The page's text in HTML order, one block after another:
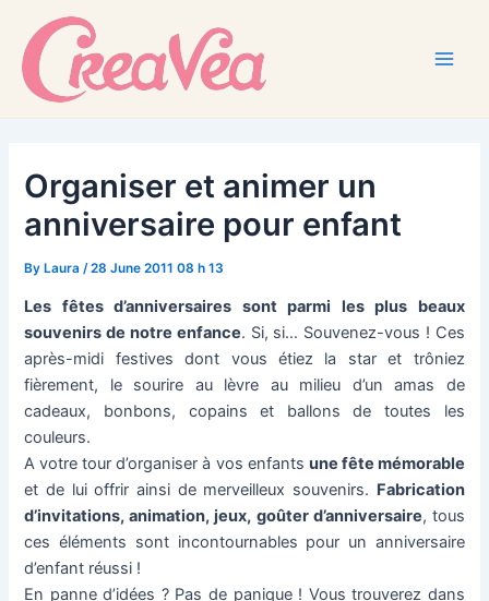
content
Organiser et animer un
anniversaire pour enfant
By Laura/28 June 2011 08 h 13
Les fêtes d’anniversaires sont parmi les plus beaux
souvenirs de notre enfance. Si, si… Souvenez-vous ! Ces
après-midi festives dont vous étiez la star et trôniez
fièrement, le sourire au lèvre au milieu d’un amas de
cadeaux, bonbons, copains et ballons de toutes les
couleurs.
A votre tour d’organiser à vos enfants une fête mémorable
et de lui offrir ainsi de merveilleux souvenirs. Fabrication
d’invitations, animation, jeux, goûter d’anniversaire, tous
ces éléments sont incontournables pour un anniversaire
d’enfant réussi !
En panne d’idées ? Pas de panique ! Vous trouverez dans